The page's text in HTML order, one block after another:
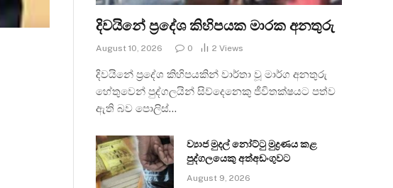
දිවයිනේ ප්‍රදේශ කිහිපයක මාරක අනතුරු
August 10, 2026 0 2 Views
දිවයිනේ ප්‍රදේශ කිහිපයකින් වාර්තා වූ මාර්ග අනතුරු
හේතුවෙන් පුද්ගලයින් සිව්දෙනෙකු ජීවිතක්ෂයට පත්ව
ඇති බව පොලිස්…
ව්‍යාජ මුදල් නෝට්ටු මුද්‍රණය කළ
පුද්ගලයෙකු අත්අඩංගුවට
August 9, 2026